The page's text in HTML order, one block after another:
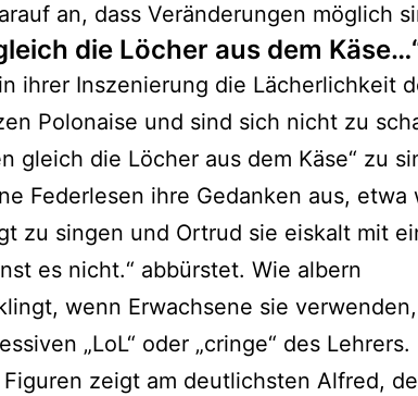
an, dass Veränderungen möglich
die Löcher aus dem
ihrer Inszenierung die Lächerlichkeit
Polonaise und sind sich nicht zu
gleich die Löcher aus dem Käse“ zu
Federlesen ihre Gedanken aus, etwa
zu singen und Ortrud sie eiskalt mit
es nicht.“ abbürstet. Wie albern
wenn Erwachsene sie
„LoL“ oder „cringe“ des
zeigt am deutlichsten Alfred,